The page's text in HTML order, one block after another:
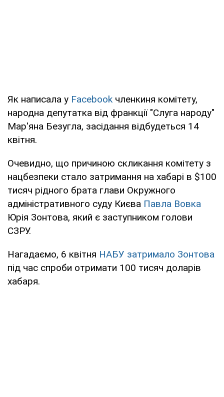
Як написала у Facebook членкиня комітету,
народна депутатка від франкції "Слуга народу"
Мар'яна Безугла, засідання відбудеться 14
квітня.
Очевидно, що причиною скликання комітету з
нацбезпеки стало затримання на хабарі в $100
тисяч рідного брата глави Окружного
адміністративного суду Києва Павла Вовка
Юрія Зонтова, який є заступником голови
СЗРУ.
Нагадаємо, 6 квітня НАБУ затримало Зонтова
під час спроби отримати 100 тисяч доларів
хабаря.